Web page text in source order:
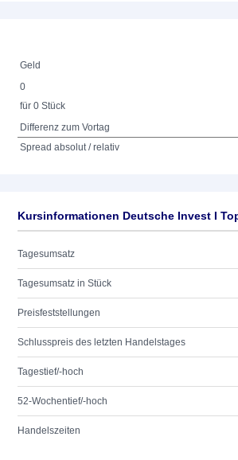
Geld
0
für 0 Stück
Differenz zum Vortag
Spread absolut / relativ
Kursinformationen Deutsche Invest I
Tagesumsatz
Tagesumsatz in Stück
Preisfeststellungen
Schlusspreis des letzten Handelstages
Tagestief/-hoch
52-Wochentief/-hoch
Handelszeiten